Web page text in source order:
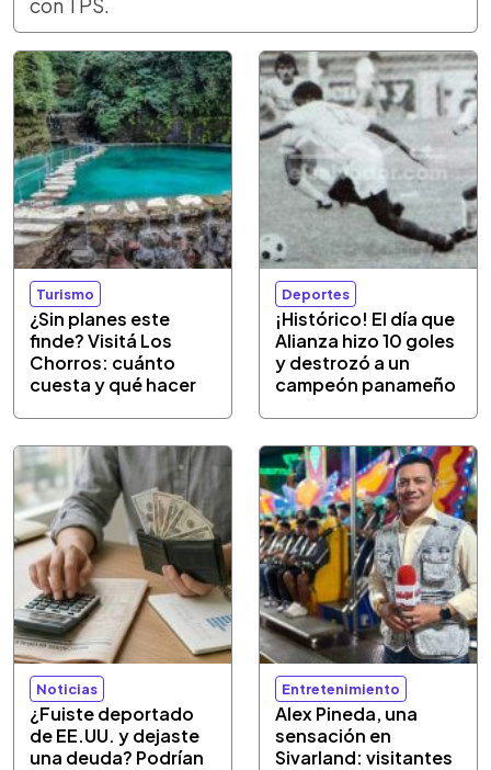
Turismo
¿Sin planes este
finde? Visitá Los
Chorros: cuánto
cuesta y qué hacer
Deportes
¡Histórico! El día que
Alianza hizo 10 goles
y destrozó a un
campeón panameño
Noticias
¿Fuiste deportado
de EE.UU. y dejaste
una deuda? Podrían
Entretenimiento
Alex Pineda, una
sensación en
Sivarland: visitantes